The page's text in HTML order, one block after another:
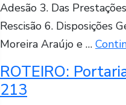
Adesão 3. Das
Rescisão 6. Disposições
Moreira Araújo e …
ROTEIRO:
213